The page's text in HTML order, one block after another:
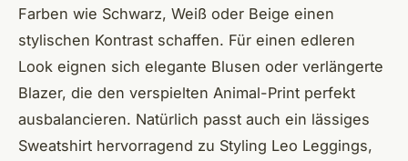
Farben wie Schwarz, Weiß oder Beige einen
stylischen Kontrast schaffen. Für einen edleren
Look eignen sich elegante Blusen oder verlängerte
Blazer, die den verspielten Animal-Print perfekt
ausbalancieren. Natürlich passt auch ein lässiges
Sweatshirt hervorragend zu Styling Leo Leggings,